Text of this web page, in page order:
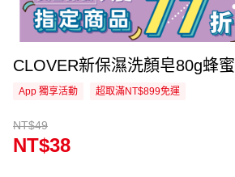
CLOVER新保濕洗顏皂80g蜂蜜
App 獨享活動 超取滿NT$899免運
NT$49
NT$38